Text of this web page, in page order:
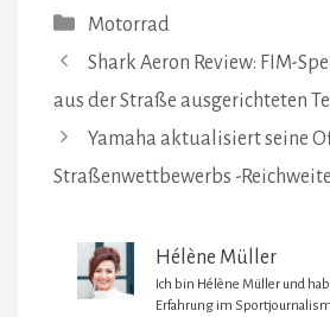
Kategorien
Motorrad
Shark Aeron Review: FIM-
aus der Straße ausgerichteten
Yamaha aktualisiert seine
Straßenwettbewerbs -
Hélène Müller
Ich bin Hélène Müller und
Erfahrung im